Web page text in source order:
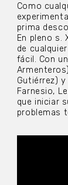
Como
prima
En pleno s.
de
fácil. Con
Gutiérrez)
Farnesio,
que iniciar
problemas